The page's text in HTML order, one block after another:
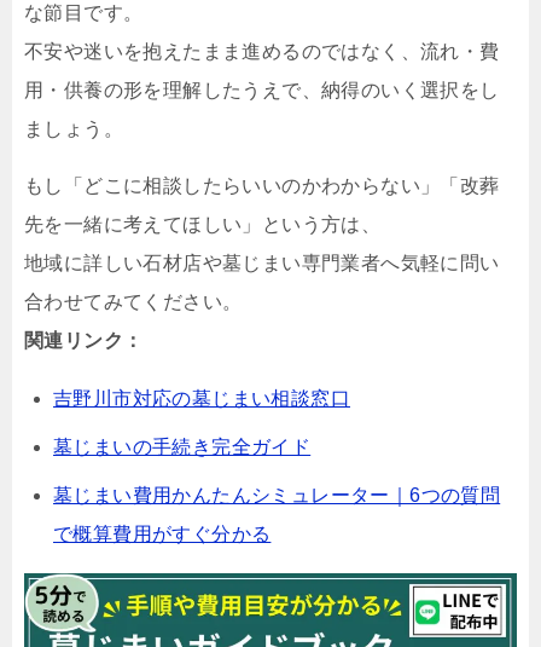
な節目です。
不安や迷いを抱えたまま進めるのではなく、流れ・費
用・供養の形を理解したうえで、納得のいく選択をし
ましょう。
もし「どこに相談したらいいのかわからない」「改葬
先を一緒に考えてほしい」という方は、
地域に詳しい石材店や墓じまい専門業者へ気軽に問い
合わせてみてください。
関連リンク：
吉野川市対応の墓じまい相談窓口
墓じまいの手続き完全ガイド
墓じまい費用かんたんシミュレーター｜6つの質問
で概算費用がすぐ分かる